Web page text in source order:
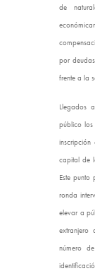
de
por
frente a la
Llegados
público
capital de
Este
ronda
elevar a
extranjero
número